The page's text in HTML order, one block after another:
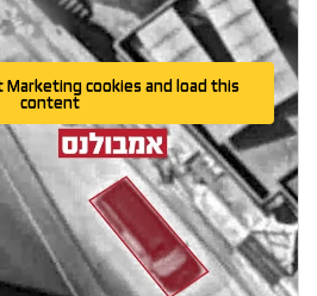
Marketing cookies and load this
content